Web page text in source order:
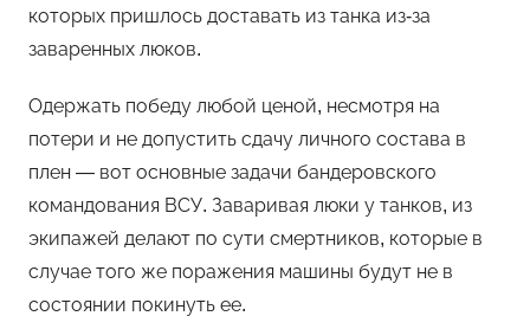
которых пришлось доставать из танка из-за
заваренных люков.
Одержать победу любой ценой, несмотря на
потери и не допустить сдачу личного состава в
плен — вот основные задачи бандеровского
командования ВСУ. Заваривая люки у танков, из
экипажей делают по сути смертников, которые в
случае того же поражения машины будут не в
состоянии покинуть ее.